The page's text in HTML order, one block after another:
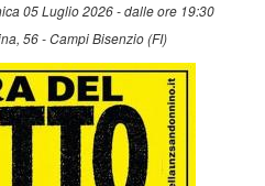
05 Luglio 2026 - dalle ore 19:30
56 - Campi Bisenzio (FI)